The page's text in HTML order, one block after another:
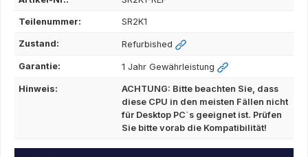
Teilenummer: SR2K1
Zustand: Refurbished
Garantie: 1 Jahr Gewährleistung
Hinweis:
ACHTUNG: Bitte beachten Sie, dass
diese CPU in den meisten Fällen nicht
für Desktop PC`s geeignet ist. Prüfen
Sie bitte vorab die Kompatibilität!